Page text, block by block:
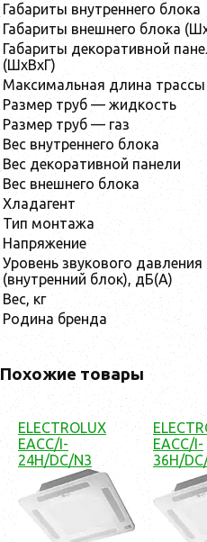
Габариты внутреннего блока
Габариты внешнего блока
Габариты декоративной
(ШxВxГ)
Максимальная длина трассы
Размер труб — жидкость
Размер труб — газ
Вес внутреннего блока
Вес декоративной панели
Вес внешнего блока
Хладагент
Тип монтажа
Напряжение
Уровень звукового давления
(внутренний блок), дБ(А)
Вес, кг
Родина бренда
Похожие товары
ELECTROLUX
EACC/I-
24H/DC/N3
EACC/I-
36H/